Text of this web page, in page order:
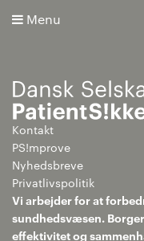
Menu
Avanceret søgning
Kontakt
PS!mprove
Nyhedsbreve
Privatlivspolitik
Vi arbejder for at
sundhedsvæsen.
effektivitet og